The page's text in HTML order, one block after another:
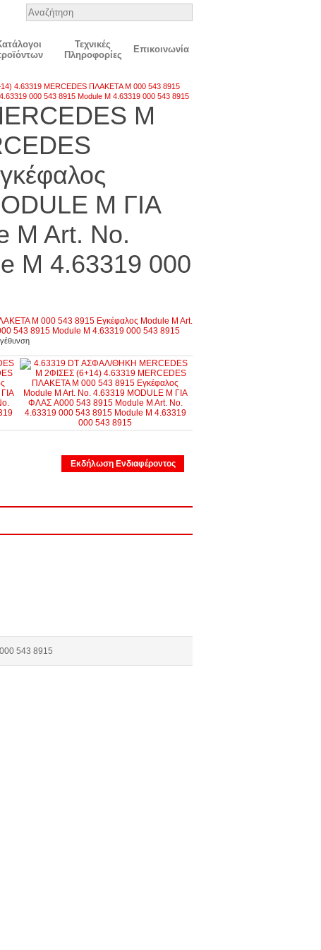
Τεχνικές
Πληροφορίες
Επικοινωνία
4.63319 MERCEDES ΠΛΑΚΕΤΑ M 000 543 8915
000 543 8915 Module M 4.63319 000 543 8915
M
M ΓΙΑ
M Art. No.
M 4.63319 000
Εκδήλωση Ενδιαφέροντος
000 543 8915